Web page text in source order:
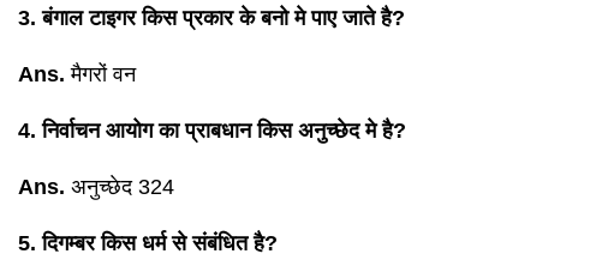
3. बंगाल टाइगर किस प्रकार के बनो मे पाए जाते है?
Ans.मैगरों वन
4. निर्वाचन आयोग का प्राबधान किस अनुच्छेद मे है?
Ans. अनुच्छेद 324
5. दिगम्बर किस धर्म से संबंधित है?